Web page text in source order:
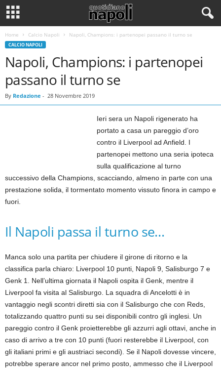
Home Calcio Napoli Napoli, Champions: i partenopei passano il turno se
CALCIO NAPOLI
Napoli, Champions: i partenopei
passano il turno se
By Redazione - 28 Novembre 2019
Ieri sera un Napoli rigenerato ha
portato a casa un pareggio d’oro
contro il Liverpool ad Anfield. I
partenopei mettono una seria ipoteca
sulla qualificazione al turno
successivo della Champions, scacciando, almeno in parte con una
prestazione solida, il tormentato momento vissuto finora in campo e
fuori.
Il Napoli passa il turno se…
Manca solo una partita per chiudere il girone di ritorno e la
classifica parla chiaro: Liverpool 10 punti, Napoli 9, Salisburgo 7 e
Genk 1. Nell’ultima giornata il Napoli ospita il Genk, mentre il
Liverpool fa visita al Salisburgo. La squadra di Ancelotti è in
vantaggio negli scontri diretti sia con il Salisburgo che con Reds,
totalizzando quattro punti su sei disponibili contro gli inglesi. Un
pareggio contro il Genk proietterebbe gli azzurri agli ottavi, anche in
caso di arrivo a tre con 10 punti (fuori resterebbe il Liverpool, con
gli italiani primi e gli austriaci secondi). Se il Napoli dovesse vincere,
potrebbe sperare ancor nel primo posto, ammesso che il Liverpool